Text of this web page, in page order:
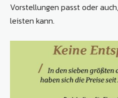
Vorstellungen passt oder
leisten kann.